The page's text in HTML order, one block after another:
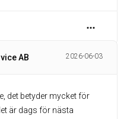
AB 2026-06-03
det betyder mycket för
är dags för nästa